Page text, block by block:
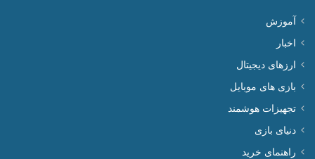
آموزش
اخبار
ارزهای دیجیتال
بازی های موبایل
تجهیزات هوشمند
دنیای بازی
راهنمای خرید